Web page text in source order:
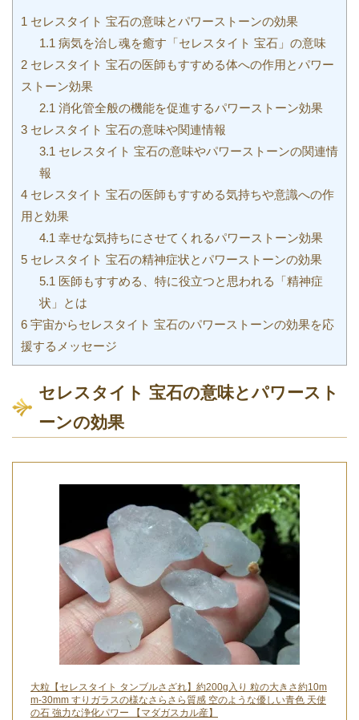
1 セレスタイト 宝石の意味とパワーストーンの効果
1.1 病気を治し魂を癒す「セレスタイト 宝石」の意味
2 セレスタイト 宝石の医師もすすめる体への作用とパワー
ストーン効果
2.1 消化管全般の機能を促進するパワーストーン効果
3 セレスタイト 宝石の意味や関連情報
3.1 セレスタイト 宝石の意味やパワーストーンの関連情
報
4 セレスタイト 宝石の医師もすすめる気持ちや意識への作
用と効果
4.1 幸せな気持ちにさせてくれるパワーストーン効果
5 セレスタイト 宝石の精神症状とパワーストーンの効果
5.1 医師もすすめる、特に役立つと思われる「精神症
状」とは
6 宇宙からセレスタイト 宝石のパワーストーンの効果を応
援するメッセージ
セレスタイト 宝石の意味とパワースト
ーンの効果
大粒【セレスタイト タンブルさざれ】約200g入り 粒の大きさ約10m
m-30mm すりガラスの様なさらさら質感 空のような優しい青色 天使
の石 強力な浄化パワー 【マダガスカル産】